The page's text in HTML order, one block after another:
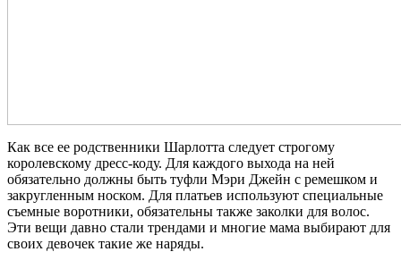
Как все ее родственники Шарлотта следует строгому
королевскому дресс-коду. Для каждого выхода на ней
обязательно должны быть туфли Мэри Джейн с ремешком и
закругленным носком. Для платьев используют специальные
съемные воротники, обязательны также заколки для волос.
Эти вещи давно стали трендами и многие мама выбирают для
своих девочек такие же наряды.